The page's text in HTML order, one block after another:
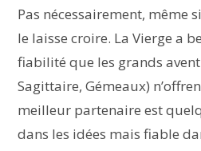
Pas nécessairement, même
le laisse croire. La Vierge a
fiabilité que les grands
Sagittaire, Gémeaux)
meilleur partenaire est
dans les idées mais fiable